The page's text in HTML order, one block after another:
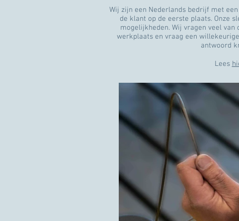
Wij zijn een Nederlands bedrijf met
de klant op de eerste plaats. Onze
mogelijkheden. Wij vragen veel
werkplaats en vraag een
antwoord
Lees